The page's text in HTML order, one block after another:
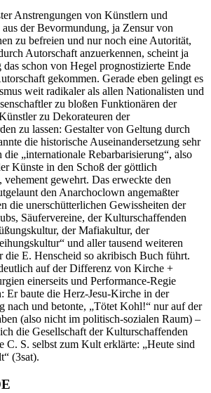
Anstrengungen von Künstlern und
der Bevormundung, ja Zensur von
zu befreien und nur noch eine Autorität,
Autorschaft anzuerkennen, scheint ja
schon von Hegel prognostizierte Ende
gekommen. Gerade eben gelingt es
weit radikaler als allen Nationalisten und
zu bloßen Funktionären der
zu Dekorateuren der
zu lassen: Gestalter von Geltung durch
die historische Auseinandersetzung sehr
die „internationale Rebarbarisierung“, also
Künste in den Schoß der göttlich
gewehrt. Das erweckte den
den Anarchoclown angemaßter
die unerschütterlichen Gewissheiten der
Säufervereine, der Kulturschaffenden
der Mafiakultur, der
und aller tausend weiteren
die E. Henscheid so akribisch Buch führt.
auf der Differenz von Kirche +
einerseits und Performance-Regie
Er baute die Herz-Jesu-Kirche in der
nach und betonte, „Tötet Kohl!“ nur auf der
(also nicht im politisch-sozialen Raum) –
die Gesellschaft der Kulturschaffenden
C. S. selbst zum Kult erklärte: „Heute sind
(3sat).